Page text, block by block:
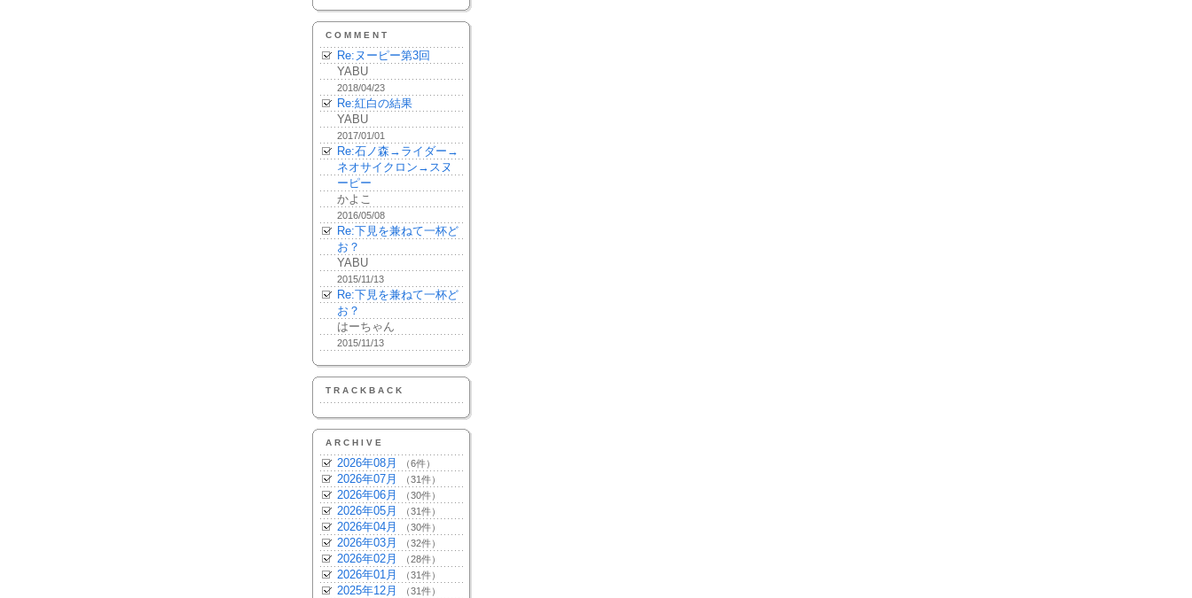
COMMENT
Re:ヌーピー第3回
YABU
2018/04/23
Re:紅白の結果
YABU
2017/01/01
Re:石ノ森→ライダー→
ネオサイクロン→スヌ
ーピー
かよこ
2016/05/08
Re:下見を兼ねて一杯ど
お？
YABU
2015/11/13
Re:下見を兼ねて一杯ど
お？
はーちゃん
2015/11/13
TRACKBACK
ARCHIVE
2026年08月 （6件）
2026年07月 （31件）
2026年06月 （30件）
2026年05月 （31件）
2026年04月 （30件）
2026年03月 （32件）
2026年02月 （28件）
2026年01月 （31件）
2025年12月 （31件）